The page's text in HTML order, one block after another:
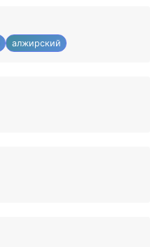
алжирский